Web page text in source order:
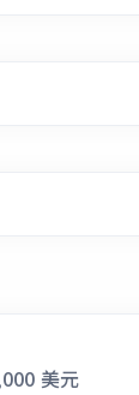
美元